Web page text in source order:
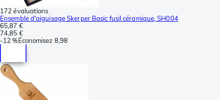
172 évaluations
Ensemble d'aiguisage Skerper Basic fusil céramique, SH004
65,87 €
74,85 €
-12 %Économisez 8,98